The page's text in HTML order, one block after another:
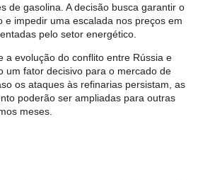
de gasolina. A decisão busca garantir o
e impedir uma escalada nos preços em
pelo setor energético.
a evolução do conflito entre Rússia e
um fator decisivo para o mercado de
os ataques às refinarias persistam, as
poderão ser ampliadas para outras
meses.